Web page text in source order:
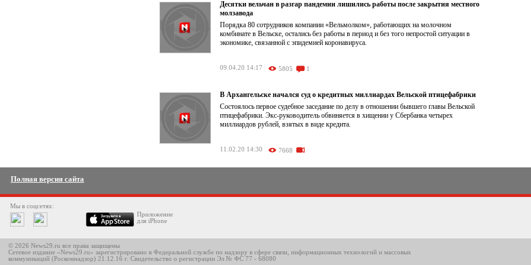
Десятки вельчан в разгар пандемии лишились работы после закрытия местного
молзавода
Порядка 80 сотрудников компании «Вельмолком», работающих на молочном
комбинате в Вельске, остались без работы в период и без того непростой ситуации в
экономике, связанной с эпидемией коронавируса.
09.04.20 14:17 5805 1
В Архангельске начался суд о кредитных миллиардах Вельской птицефабрики
Состоялось первое судебное заседание по делу в отношении бывшего главы Вельской
птицефабрики. Экс-руководитель обвиняется в хищении у Сбербанка четырех
миллиардов рублей, взятых в виде кредита.
11.02.20 14:30 7668
Полная версия сайта
Мы в соцсетях:
Приложение
для iPhone
© 2026 News29.ru все права защищены
Сетевое издание «News29.ru» зарегистрировано в Федеральной службе по надзору в сфере связи, информационных технологий и массовых
коммуникаций (Роскомнадзор) 21.12.16 г. Свидетельство о регистрации Эл № ФС 77 - 68080